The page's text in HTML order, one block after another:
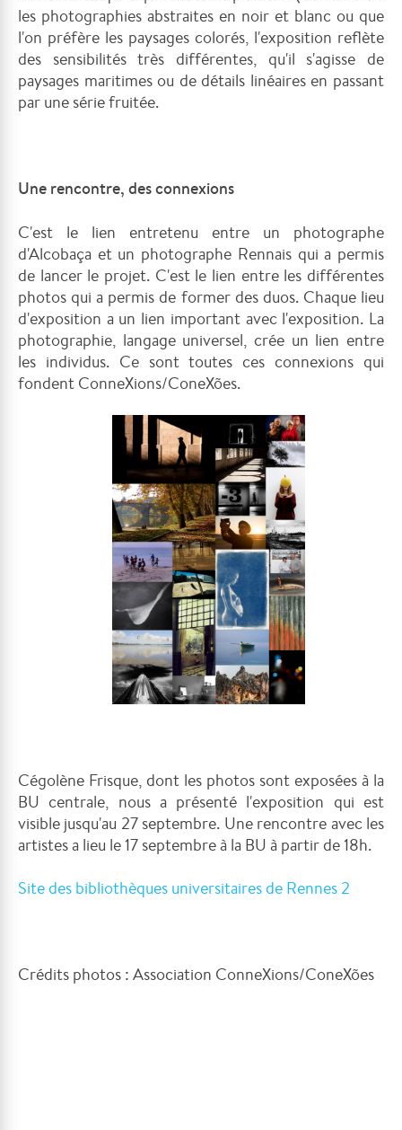
les photographies abstraites en noir et blanc ou que
l'on préfère les paysages colorés, l'exposition reflète
des sensibilités très différentes, qu'il s'agisse de
paysages maritimes ou de détails linéaires en passant
par une série fruitée.
Une rencontre, des connexions
C'est le lien entretenu entre un photographe
d'Alcobaça et un photographe Rennais qui a permis
de lancer le projet. C'est le lien entre les différentes
photos qui a permis de former des duos. Chaque lieu
d'exposition a un lien important avec l'exposition. La
photographie, langage universel, crée un lien entre
les individus. Ce sont toutes ces connexions qui
fondent ConneXions/ConeXões.
Cégolène Frisque, dont les photos sont exposées à la
BU centrale, nous a présenté l'exposition qui est
visible jusqu'au 27 septembre. Une rencontre avec les
artistes a lieu le 17 septembre à la BU à partir de 18h.
Site des bibliothèques universitaires de Rennes 2
Crédits photos : Association ConneXions/ConeXões